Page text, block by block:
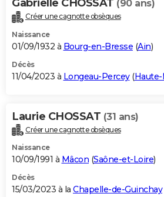
Gabrielle CHOSSAT (90 ans)
Créer une cagnotte obsèques
Naissance
01/09/1932 à Bourg-en-Bresse (Ain)
Décès
11/04/2023 à Longeau-Percey(
Laurie CHOSSAT (31 ans)
Créer une cagnotte obsèques
Naissance
10/09/1991 à Mâcon (Saône-et-Loire)
Décès
15/03/2023 à la Chapelle-de-Guinchay